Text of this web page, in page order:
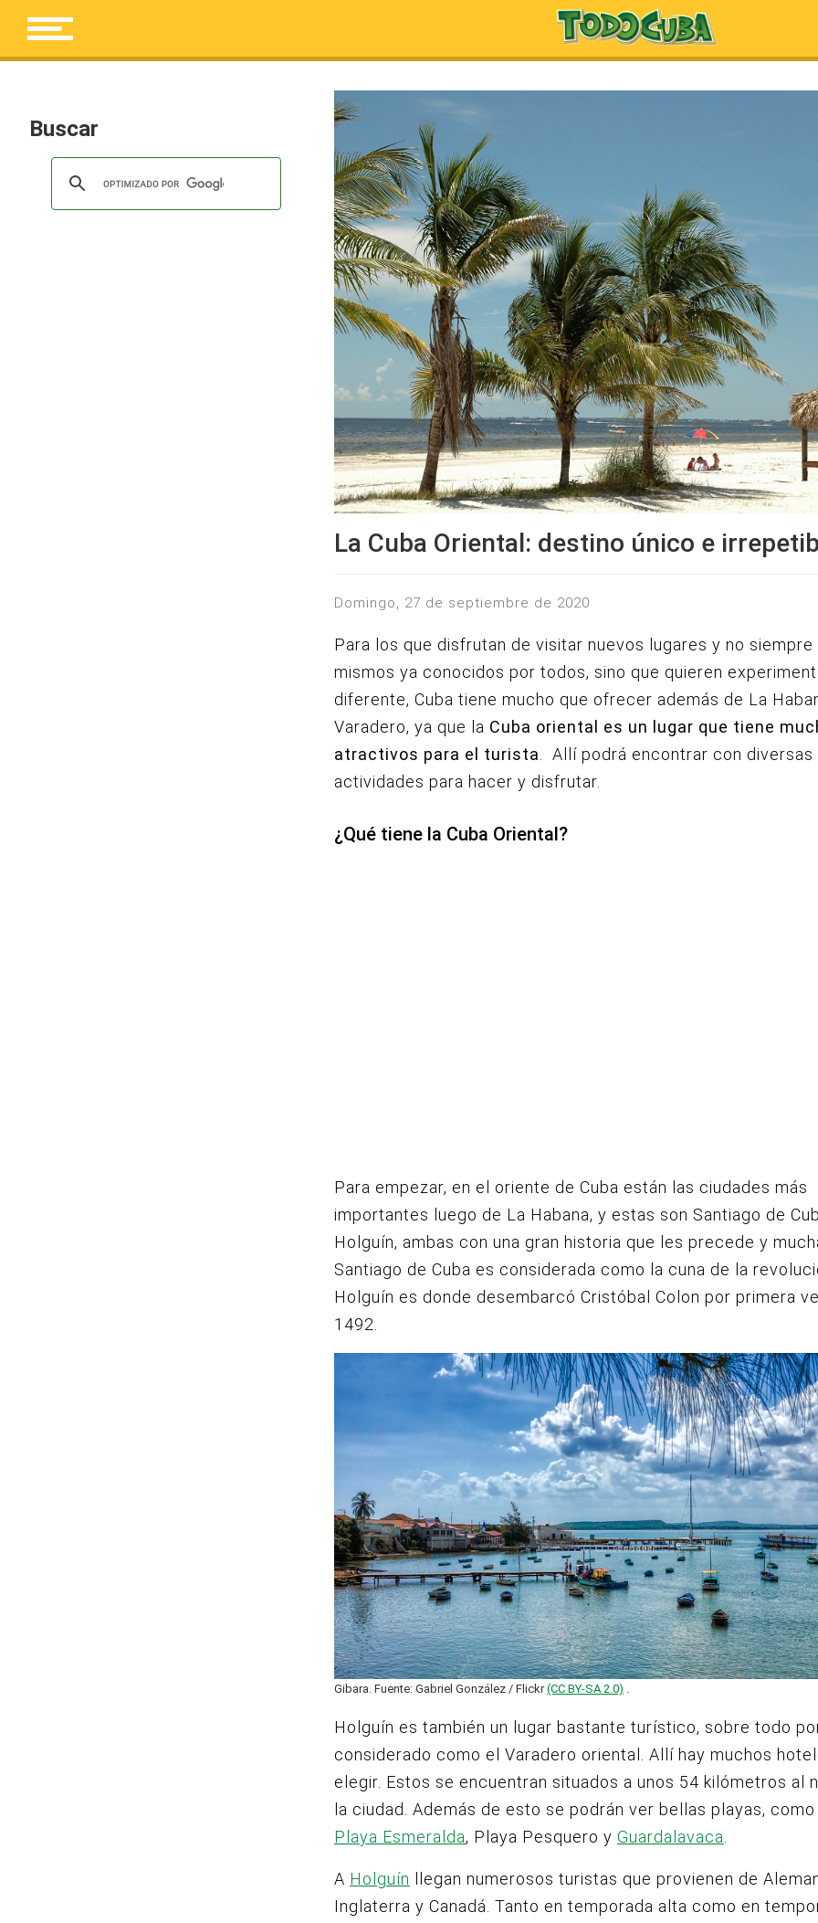
Buscar
La Cuba Oriental: destino único e
domingo, 27 de septiembre de 2020
Para los que disfrutan de visitar nuevos lugares y no siempre
mismos ya conocidos por todos, sino que quieren
diferente, Cuba tiene mucho que ofrecer además de La
Varadero, ya que la Cuba oriental es un lugar que tiene
atractivos para el turista . Allí podrá encontrar con diversas
actividades para hacer y disfrutar.
¿Qué tiene la Cuba Oriental?
Para empezar, en el oriente de Cuba están las ciudades más
importantes luego de La Habana, y estas son Santiago de
Holguín, ambas con una gran historia que les precede y
Santiago de Cuba es considerada como la cuna de la
Holguín es donde desembarcó Cristóbal Colon por primera
1492.
Gibara. Fuente: Gabriel González / Flickr(CC BY-SA 2.0) .
Holguín es también un lugar bastante turístico, sobre todo
considerado como el Varadero oriental. Allí hay muchos
elegir. Estos se encuentran situados a unos 54 kilómetros al
la ciudad. Además de esto se podrán ver bellas playas,
Playa Esmeralda, Playa Pesquero y Guardalavaca
A Holguín llegan numerosos turistas que provienen de
Inglaterra y Canadá. Tanto en temporada alta como en